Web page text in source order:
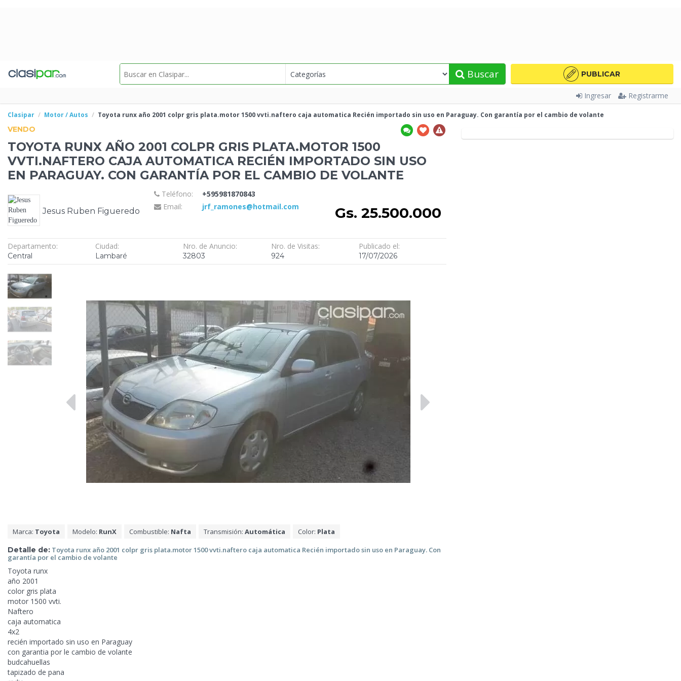
Buscar PUBLICAR
Ingresar Registrarme
Clasipar Motor / Autos Toyota runx año 2001 colpr gris plata.motor1500 vvti.naftero caja automatica Recién importado sin uso en Paraguay. Con garantía por el cambio de volante
VENDO
TOYOTA RUNX AÑO 2001 COLPR GRIS PLATA.MOTOR 1500
VVTI.NAFTERO CAJA AUTOMATICA RECIÉN IMPORTADO SIN USO
EN PARAGUAY. CON GARANTÍA POR EL CAMBIO DE VOLANTE
Jesus Ruben Figueredo
Teléfono:
+595981870843
Email:
jrf_ramones@hotmail.com Gs. 25.500.000
Departamento:
Central
Ciudad:
Lambaré
Nro. de Anuncio:
32803
Nro. de Visitas:
924
Publicado el:
17/07/2026
Marca: Toyota Modelo: RunX Combustible: Nafta Transmisión: Automática Color: Plata
Detalle de: Toyota runx año 2001 colpr gris plata.motor1500 vvti.naftero caja automatica Recién importado sin uso en Paraguay. Con
garantía por el cambio de volante
Toyota runx
año 2001
color gris plata
motor 1500 vvti.
Naftero
caja automatica
4x2
recién importado sin uso en Paraguay
con garantia por le cambio de volante
budcahuellas
tapizado de pana